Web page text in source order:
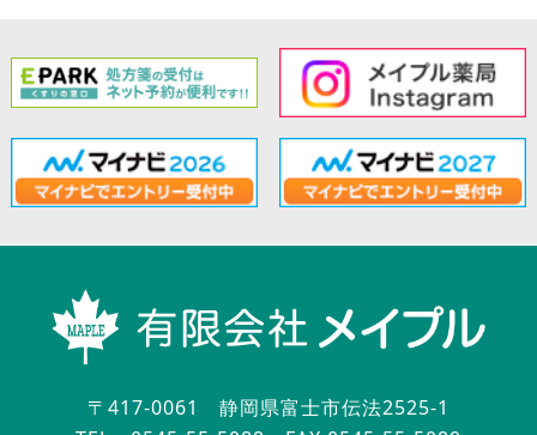
〒417-0061 静岡県富士市伝法2525-1